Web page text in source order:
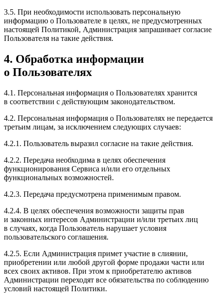
3.5. При необходимости использовать персональную
информацию о Пользователе в целях, не предусмотренных
настоящей Политикой, Администрация запрашивает согласие
Пользователя на такие действия.
4. Обработка информации
о Пользователях
4.1. Персональная информация о Пользователях хранится
в соответствии с действующим законодательством.
4.2. Персональная информация о Пользователях не передается
третьим лицам, за исключением следующих случаев:
4.2.1. Пользователь выразил согласие на такие действия.
4.2.2. Передача необходима в целях обеспечения
функционирования Сервиса и/или его отдельных
функциональных возможностей.
4.2.3. Передача предусмотрена применимым правом.
4.2.4. В целях обеспечения возможности защиты прав
и законных интересов Администрации и/или третьих лиц
в случаях, когда Пользователь нарушает условия
пользовательского соглашения.
4.2.5. Если Администрация примет участие в слиянии,
приобретении или любой другой форме продажи части или
всех своих активов. При этом к приобретателю активов
Администрации переходят все обязательства по соблюдению
условий настоящей Политики.